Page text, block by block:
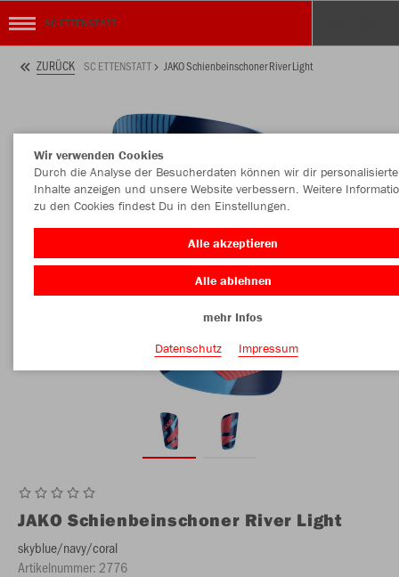
SC ETTENSTATT
ZURÜCK SC ETTENSTATT JAKO Schienbeinschoner River Light
JAKO Schienbeinschoner River Light
skyblue/navy/coral
Artikelnummer: 2776
Wir verwenden Cookies
Durch die Analyse der Besucherdaten können wir dir personalisierte
Inhalte anzeigen und unsere Website verbessern. Weitere
zu den Cookies findest Du in den Einstellungen.
Alle akzeptieren
Alle ablehnen
mehr Infos
Datenschutz
Impressum